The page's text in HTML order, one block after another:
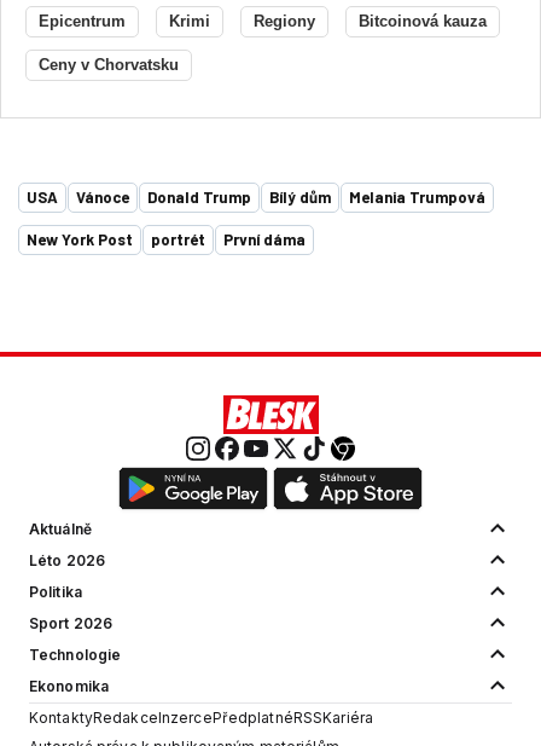
Epicentrum Krimi Regiony Bitcoinová kauza
Ceny v Chorvatsku
USA Vánoce Donald Trump Bílý dům Melania Trumpová
New York Post portrét První dáma
Aktuálně
Léto 2026
Politika
Sport 2026
Technologie
Ekonomika
KontaktyRedakceInzercePředplatnéRSSKariéra